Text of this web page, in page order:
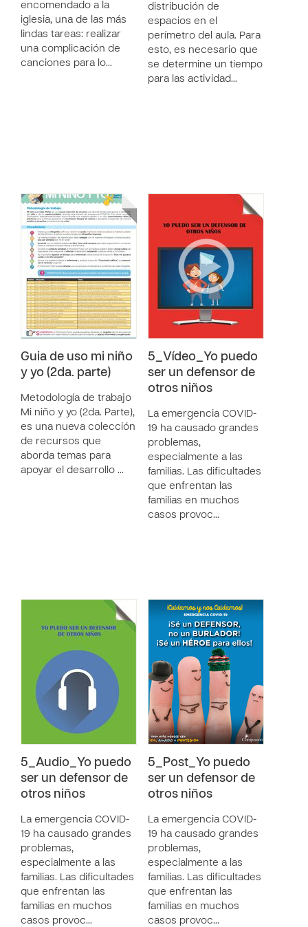
encomendado a la
iglesia, una de las más
lindas tareas: realizar
una complicación de
canciones para lo…
distribución de
espacios en el
perímetro del aula. Para
esto, es necesario que
se determine un tiempo
para las actividad…
Guia de uso mi niño
y yo (2da. parte)
Metodología de trabajo
Mi niño y yo (2da. Parte),
es una nueva colección
de recursos que
aborda temas para
apoyar el desarrollo …
5_Vídeo_Yo puedo
ser un defensor de
otros niños
La emergencia COVID-
19 ha causado grandes
problemas,
especialmente a las
familias. Las dificultades
que enfrentan las
familias en muchos
casos provoc…
5_Audio_Yo puedo
ser un defensor de
otros niños
La emergencia COVID-
19 ha causado grandes
problemas,
especialmente a las
familias. Las dificultades
que enfrentan las
familias en muchos
casos provoc…
5_Post_Yo puedo
ser un defensor de
otros niños
La emergencia COVID-
19 ha causado grandes
problemas,
especialmente a las
familias. Las dificultades
que enfrentan las
familias en muchos
casos provoc…